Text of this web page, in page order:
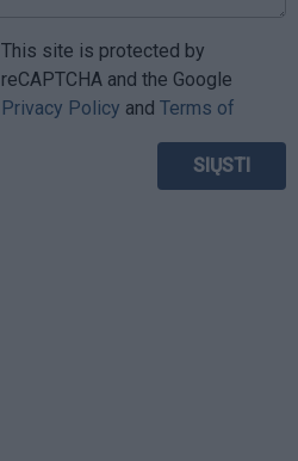
This site is protected by
reCAPTCHA and the Google
Privacy Policy and Terms of